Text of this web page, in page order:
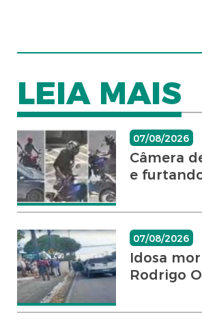
LEIA MAIS
07/08/2026
Câmera
e
07/08/2026
Idosa
Rodrigo